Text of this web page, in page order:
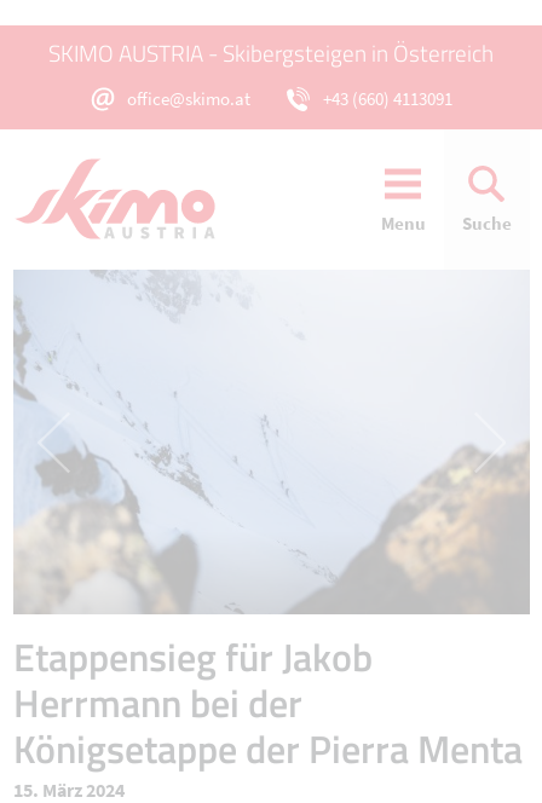
SKIMO AUSTRIA - Skibergsteigen in Österreich
office@skimo.at +43 (660) 4113091
Menu Suche
Etappensieg für Jakob
Herrmann bei der
Königsetappe der Pierra Menta
15. März 2024